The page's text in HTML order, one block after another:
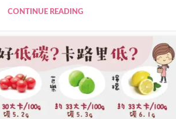
CONTINUE READING